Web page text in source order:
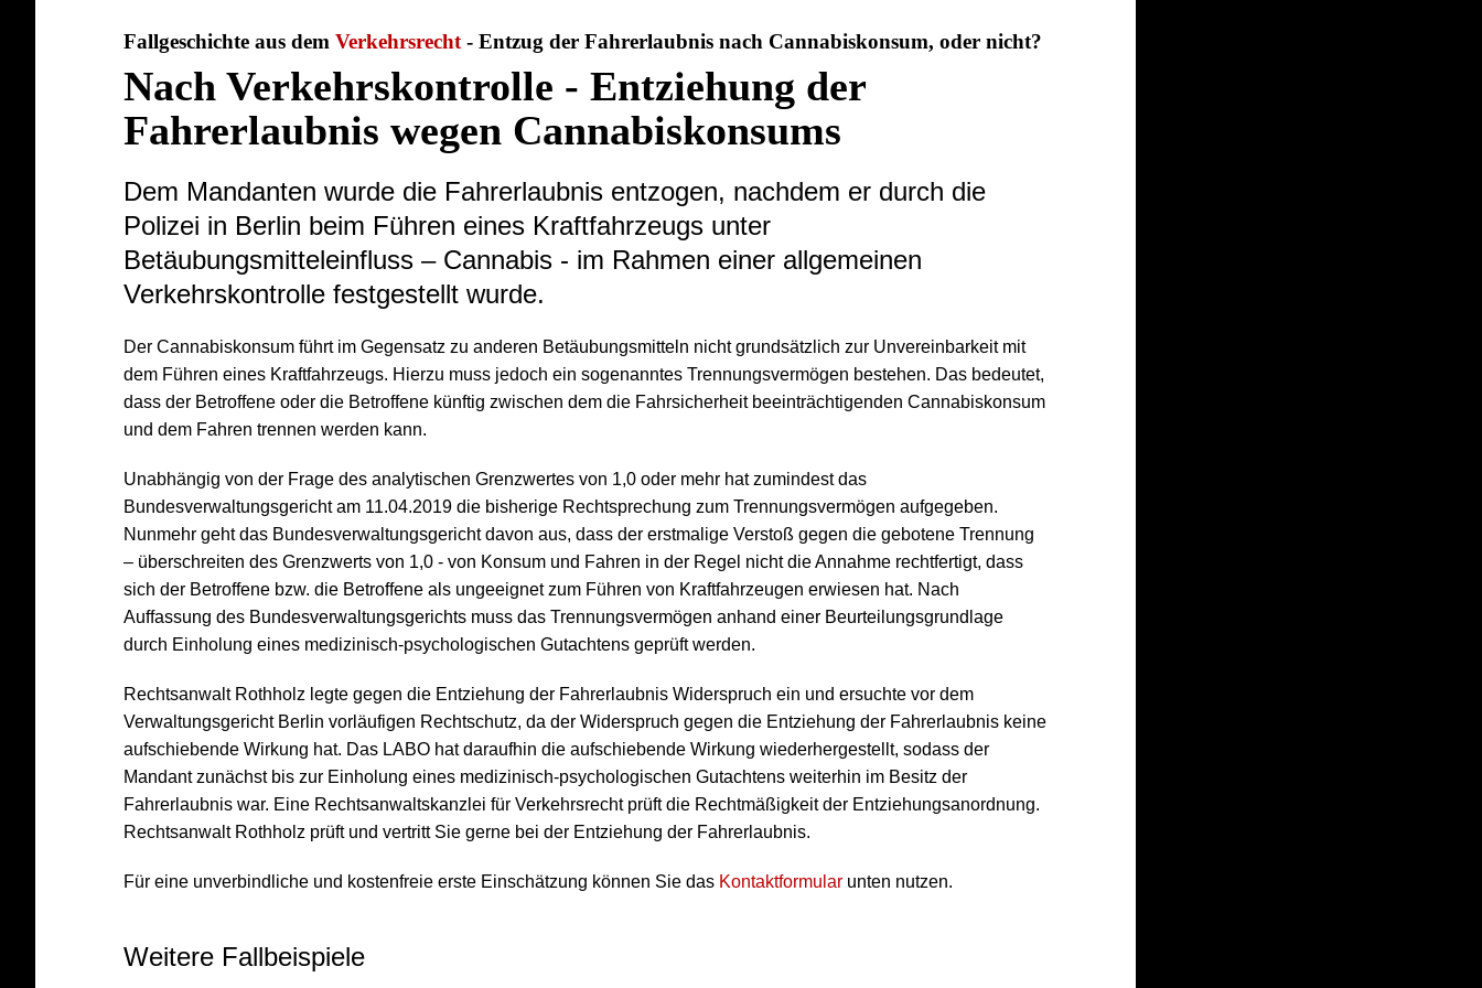
Fallgeschichte aus dem Verkehrsrecht - Entzug der Fahrerlaubnis nach Cannabiskonsum, oder nicht?
Nach Verkehrskontrolle - Entziehung der
Fahrerlaubnis wegen Cannabiskonsums
Dem Mandanten wurde die Fahrerlaubnis entzogen, nachdem er durch die
Polizei in Berlin beim Führen eines Kraftfahrzeugs unter
Betäubungsmitteleinfluss – Cannabis - im Rahmen einer allgemeinen
Verkehrskontrolle festgestellt wurde.
Der Cannabiskonsum führt im Gegensatz zu anderen Betäubungsmitteln nicht grundsätzlich zur Unvereinbarkeit mit
dem Führen eines Kraftfahrzeugs. Hierzu muss jedoch ein sogenanntes Trennungsvermögen bestehen. Das bedeutet,
dass der Betroffene oder die Betroffene künftig zwischen dem die Fahrsicherheit beeinträchtigenden Cannabiskonsum
und dem Fahren trennen werden kann.
Unabhängig von der Frage des analytischen Grenzwertes von 1,0 oder mehr hat zumindest das
Bundesverwaltungsgericht am 11.04.2019 die bisherige Rechtsprechung zum Trennungsvermögen aufgegeben.
Nunmehr geht das Bundesverwaltungsgericht davon aus, dass der erstmalige Verstoß gegen die gebotene Trennung
– überschreiten des Grenzwerts von 1,0 - von Konsum und Fahren in der Regel nicht die Annahme rechtfertigt, dass
sich der Betroffene bzw. die Betroffene als ungeeignet zum Führen von Kraftfahrzeugen erwiesen hat. Nach
Auffassung des Bundesverwaltungsgerichts muss das Trennungsvermögen anhand einer Beurteilungsgrundlage
durch Einholung eines medizinisch-psychologischen Gutachtens geprüft werden.
Rechtsanwalt Rothholz legte gegen die Entziehung der Fahrerlaubnis Widerspruch ein und ersuchte vor dem
Verwaltungsgericht Berlin vorläufigen Rechtschutz, da der Widerspruch gegen die Entziehung der Fahrerlaubnis keine
aufschiebende Wirkung hat. Das LABO hat daraufhin die aufschiebende Wirkung wiederhergestellt, sodass der
Mandant zunächst bis zur Einholung eines medizinisch-psychologischen Gutachtens weiterhin im Besitz der
Fahrerlaubnis war. Eine Rechtsanwaltskanzlei für Verkehrsrecht prüft die Rechtmäßigkeit der Entziehungsanordnung.
Rechtsanwalt Rothholz prüft und vertritt Sie gerne bei der Entziehung der Fahrerlaubnis.
Für eine unverbindliche und kostenfreie erste Einschätzung können Sie das Kontaktformular unten nutzen.
Weitere Fallbeispiele